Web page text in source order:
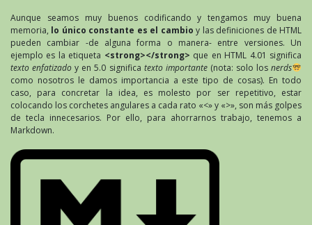
Aunque seamos muy buenos codificando y tengamos muy buena
memoria, lo único constante es el cambio y las definiciones de HTML
pueden cambiar -de alguna forma o manera- entre versiones. Un
ejemplo es la etiqueta <strong></strong> que en HTML 4.01 significa
texto enfatizado y en 5.0 significa texto importante(nota: solo losnerds
como nosotros le damos importancia a este tipo de cosas). En todo
caso, para concretar la idea, es molesto por ser repetitivo, estar
colocando los corchetes angulares a cada rato «<» y «>», son más golpes
de tecla innecesarios. Por ello, para ahorrarnos trabajo, tenemos a
Markdown.